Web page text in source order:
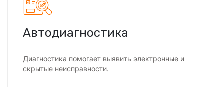
Автодиагностика
Диагностика помогает выявить электронные и
скрытые неисправности.